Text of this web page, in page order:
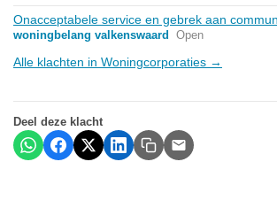
Onacceptabele service en gebrek aan
woningbelang valkenswaard Open
Alle klachten in Woningcorporaties →
Deel deze klacht